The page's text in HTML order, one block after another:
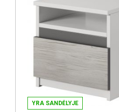
YRA SANDĖLYJE